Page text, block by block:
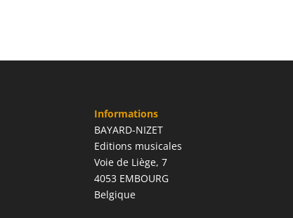
Informations
BAYARD-NIZET
Editions musicales
Voie de Liège, 7
4053 EMBOURG
Belgique